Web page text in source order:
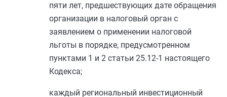
пяти лет, предшествующих дате обращения
организации в налоговый орган с
заявлением о применении налоговой
льготы в порядке, предусмотренном
пунктами 1 и 2 статьи 25.12-1 настоящего
Кодекса;
каждый региональный инвестиционный